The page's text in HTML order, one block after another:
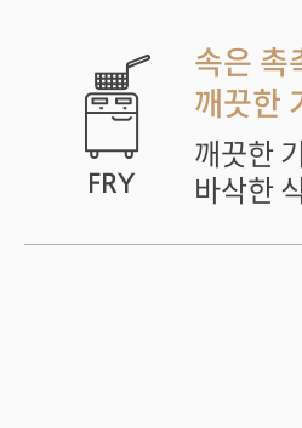
속은 촉
깨끗한
깨끗한
바삭한